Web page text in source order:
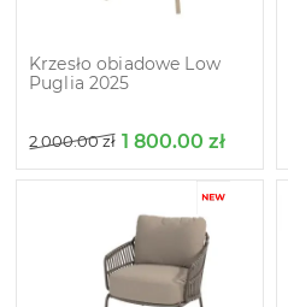
Krzesło obiadowe Low
Puglia 2025
2 000.00zł 1 800.00 zł